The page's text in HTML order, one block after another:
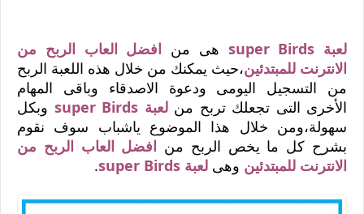
لعبة super Birds هى من افضل العاب الربح من
الانترنت للمبتدئين،حيث يمكنك من خلال هذه اللعبة الربح
من التسجيل اليومى ودعوة الاصدقاء وباقى المهام
الأخرى التى تجعلك تربح من لعبة super Birds
وبكل
سهولة،ومن خلال هذا الموضوع ياشباب سوف نقوم
بشرح كل ما يخص الربح من افضل العاب الربح من
الانترنت للمبتدئين وهى لعبة super Birds .